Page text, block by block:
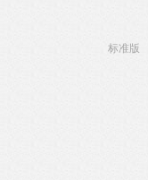
标准版